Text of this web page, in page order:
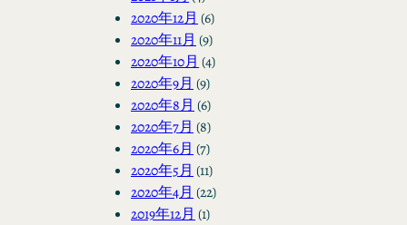
2020年12月 (6)
2020年11月 (9)
2020年10月 (4)
2020年9月 (9)
2020年8月 (6)
2020年7月 (8)
2020年6月 (7)
2020年5月 (11)
2020年4月 (22)
2019年12月 (1)